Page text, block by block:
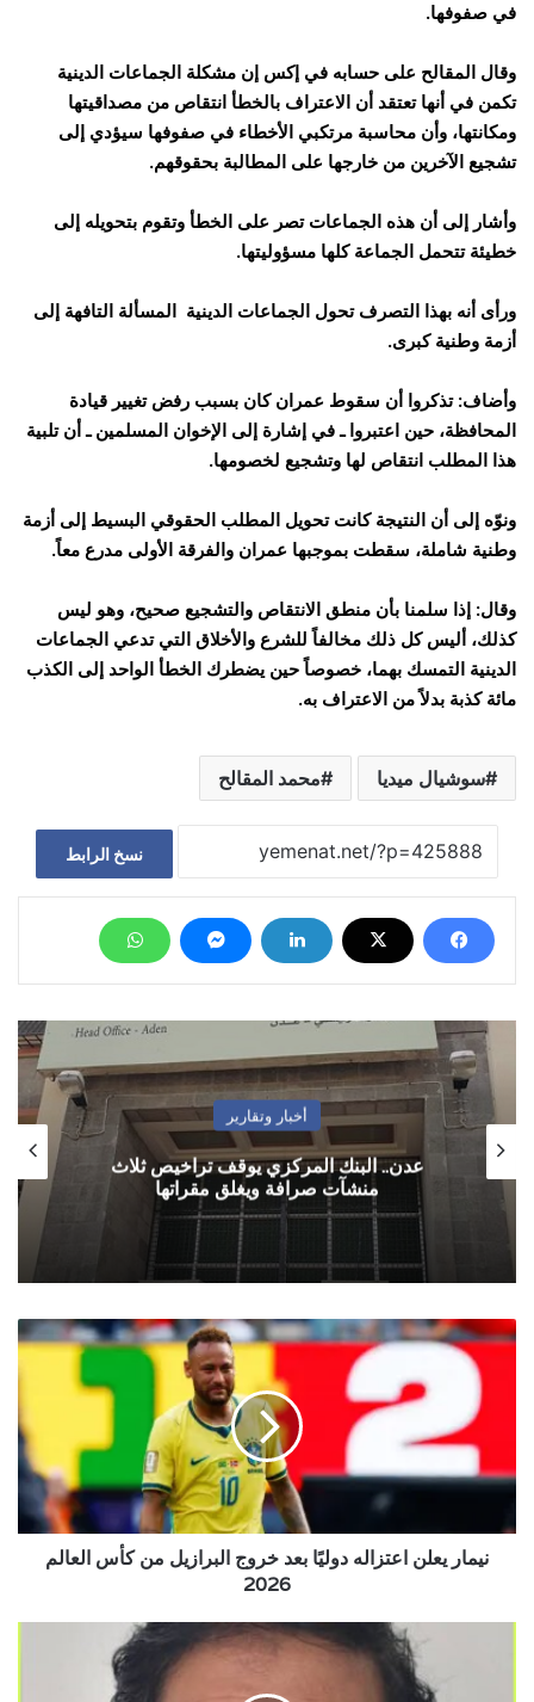
في صفوفها.
وقال المقالح على حسابه في إكس إن ‏مشكلة الجماعات الدينية
تكمن في أنها تعتقد أن الاعتراف بالخطأ انتقاص من مصداقيتها
ومكانتها، وأن محاسبة مرتكبي الأخطاء في صفوفها سيؤدي إلى
تشجيع الآخرين من خارجها على المطالبة بحقوقهم.
وأشار إلى أن هذه الجماعات تصر على الخطأ وتقوم بتحويله إلى
خطيئة تتحمل الجماعة كلها مسؤوليتها.
ورأى أنه بهذا التصرف تحول الجماعات الدينية المسألة التافهة إلى
أزمة وطنية كبرى.
وأضاف: تذكروا أن سقوط عمران كان بسبب رفض تغيير قيادة
المحافظة، حين اعتبروا ـ في إشارة إلى الإخوان المسلمين ـ أن تلبية
هذا المطلب انتقاص لها وتشجيع لخصومها.
ونوّه إلى أن النتيجة كانت تحويل المطلب الحقوقي البسيط إلى أزمة
وطنية شاملة، سقطت بموجبها عمران والفرقة الأولى مدرع معاً.
وقال: إذا سلمنا بأن منطق الانتقاص والتشجيع صحيح، وهو ليس
كذلك، أليس كل ذلك مخالفاً للشرع والأخلاق التي تدعي الجماعات
الدينية التمسك بهما، خصوصاً حين يضطرك الخطأ الواحد إلى الكذب
مائة كذبة بدلاً من الاعتراف به.
سوشيال ميديا محمد المقالح
نسخ الرابط
أخبار وتقارير
عدن.. البنك المركزي يوقف تراخيص ثلاث
منشآت صرافة ويغلق مقراتها
نيمار
اعتزاله
البرازيل
كأس
العالمنيمار يعلن اعتزاله دوليًا بعد خروج البرازيل من كأس العالم
2026